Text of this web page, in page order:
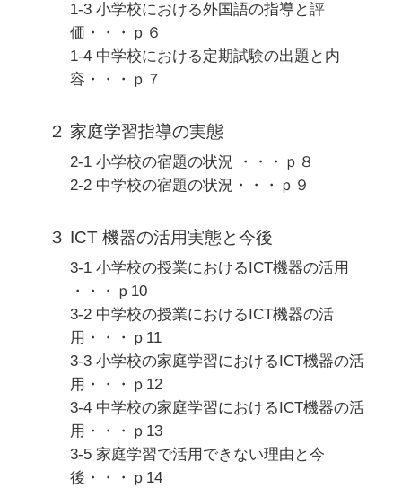
1-3 小学校における外国語の指導と評
価・・・ｐ６
1-4 中学校における定期試験の出題と内
容・・・ｐ７
２ 家庭学習指導の実態
2-1 小学校の宿題の状況 ・・・ｐ８
2-2 中学校の宿題の状況・・・ｐ９
３ ICT 機器の活用実態と今後
3-1 小学校の授業におけるICT機器の活用
・・・ｐ10
3-2 中学校の授業におけるICT機器の活
用・・・ｐ11
3-3 小学校の家庭学習におけるICT機器の活
用・・・ｐ12
3-4 中学校の家庭学習におけるICT機器の活
用・・・ｐ13
3-5 家庭学習で活用できない理由と今
後・・・ｐ14